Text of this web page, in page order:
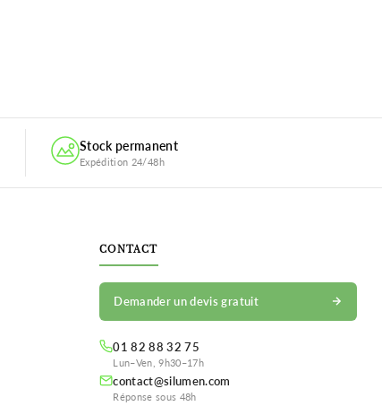
Stock permanent
Expédition 24/48h
CONTACT
Demander un devis gratuit
01 82 88 32 75
Lun–Ven, 9h30–17h
contact@silumen.com
Réponse sous 48h